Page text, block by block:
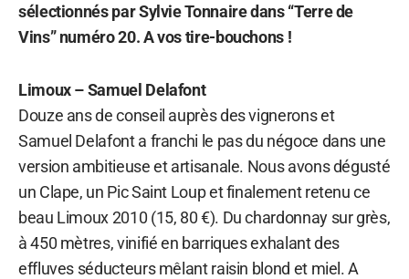
sélectionnés par Sylvie Tonnaire dans “Terre de
Vins” numéro 20. A vos tire-bouchons !
Limoux – Samuel Delafont
Douze ans de conseil auprès des vignerons et
Samuel Delafont a franchi le pas du négoce dans une
version ambitieuse et artisanale. Nous avons dégusté
un Clape, un Pic Saint Loup et finalement retenu ce
beau Limoux 2010 (15, 80 €). Du chardonnay sur grès,
à 450 mètres, vinifié en barriques exhalant des
effluves séducteurs mêlant raisin blond et miel. A